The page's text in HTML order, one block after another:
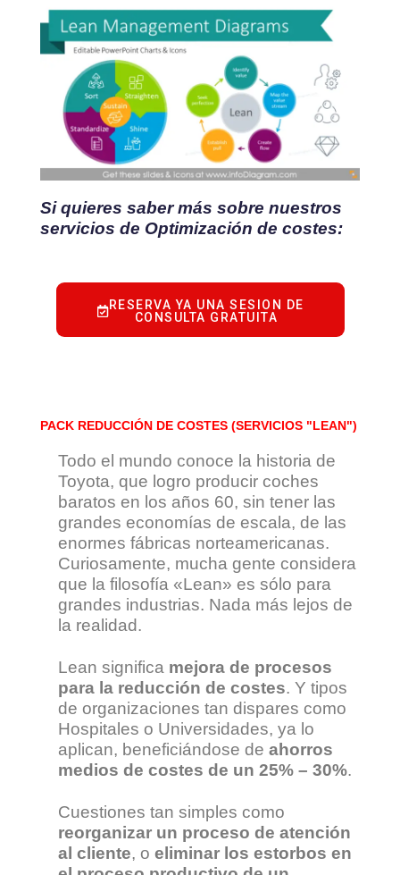
Si quieres saber más sobre nuestros
servicios de Optimización de costes:
RESERVA YA UNA SESION DE
CONSULTA GRATUITA
PACK REDUCCIÓN DE COSTES (SERVICIOS "LEAN")
Todo el mundo conoce la historia de
Toyota, que logro producir coches
baratos en los años 60, sin tener las
grandes economías de escala, de las
enormes fábricas norteamericanas.
Curiosamente, mucha gente considera
que la filosofía «Lean» es sólo para
grandes industrias. Nada más lejos de
la realidad.
Lean significa mejora de procesos
para la reducción de costes. Y tipos
de organizaciones tan dispares como
Hospitales o Universidades, ya lo
aplican, beneficiándose de ahorros
medios de costes de un 25% – 30%.
Cuestiones tan simples como
reorganizar un proceso de atención
al cliente, o eliminar los estorbos en